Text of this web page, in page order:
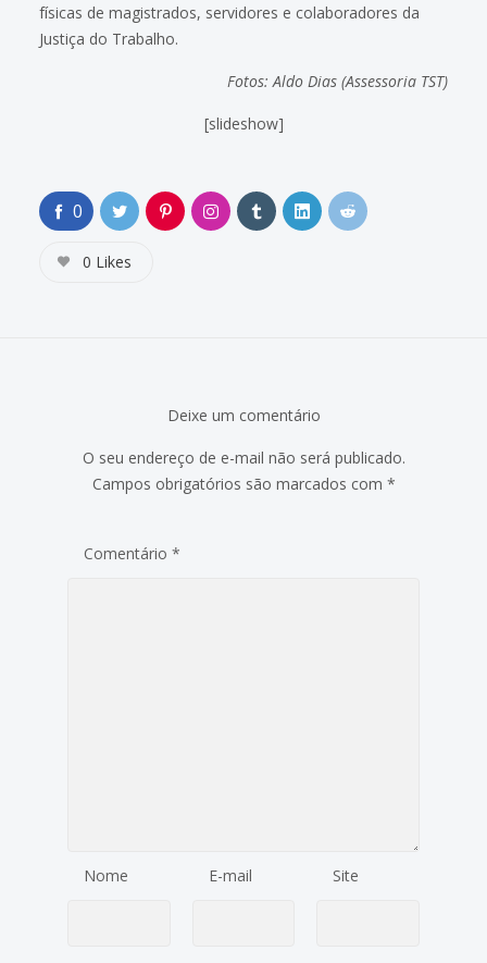
físicas de magistrados, servidores e colaboradores da
Justiça do Trabalho.
Fotos: Aldo Dias (Assessoria TST)
[slideshow]
0
0 Likes
Deixe um comentário
O seu endereço de e-mail não será publicado.
Campos obrigatórios são marcados com *
Comentário *
Nome E-mail Site